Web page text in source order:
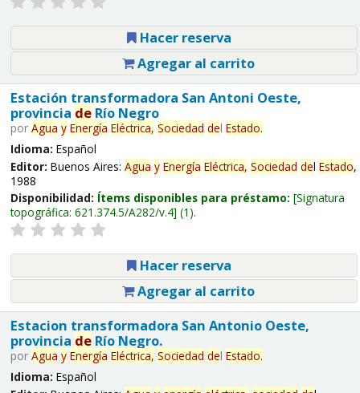
Hacer reserva
Agregar al carrito
Estación transformadora San Antoni Oeste,
provincia deRío Negro
por Agua y Energía Eléctrica, Sociedad del Estado.
Idioma: Español
Editor: Buenos Aires: Agua y Energía Eléctrica, Sociedad del Estado,
1988
Disponibilidad: Ítems disponibles para préstamo: Signatura
topográfica: 621.374.5/A282/v.4 (1).
Hacer reserva
Agregar al carrito
Estacion transformadora San Antonio Oeste,
provincia deRío Negro.
por Agua y Energía Eléctrica, Sociedad del Estado.
Idioma: Español